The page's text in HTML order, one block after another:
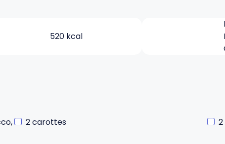
520 kcal
2 carottes